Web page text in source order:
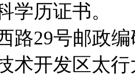
学历证书。
路29号邮政
术开发区太